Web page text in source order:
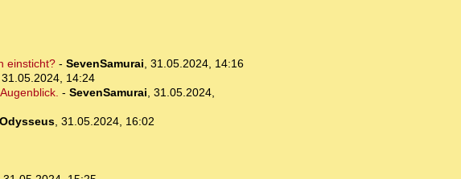
einsticht?- SevenSamurai, 31.05.2024, 14:16
31.05.2024, 14:24
- SevenSamurai, 31.05.2024,
Odysseus, 31.05.2024, 16:02